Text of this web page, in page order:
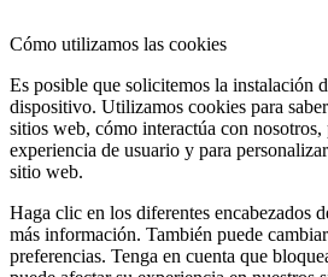
Cómo utilizamos las cookies
Es posible que solicitemos la instalación
dispositivo. Utilizamos cookies para
sitios web, cómo interactúa con nosotros,
experiencia de usuario y para
sitio web.
Haga clic en los diferentes encabezados
más información. También puede
preferencias. Tenga en cuenta que